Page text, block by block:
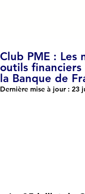
Club PME : Les
outils
la Banque de
Dernière mise à jour : 23